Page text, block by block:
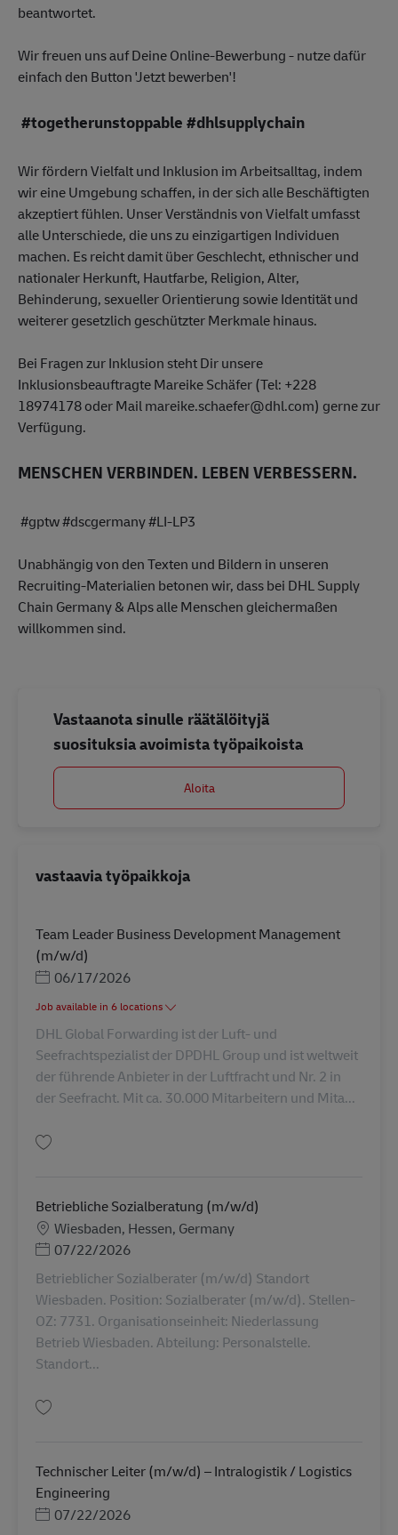
beantwortet.
Wir freuen uns auf Deine Online-Bewerbung - nutze dafür
einfach den Button 'Jetzt bewerben'!
#togetherunstoppable #dhlsupplychain
Wir fördern Vielfalt und Inklusion im Arbeitsalltag, indem
wir eine Umgebung schaffen, in der sich alle Beschäftigten
akzeptiert fühlen. Unser Verständnis von Vielfalt umfasst
alle Unterschiede, die uns zu einzigartigen Individuen
machen. Es reicht damit über Geschlecht, ethnischer und
nationaler Herkunft, Hautfarbe, Religion, Alter,
Behinderung, sexueller Orientierung sowie Identität und
weiterer gesetzlich geschützter Merkmale hinaus.
Bei Fragen zur Inklusion steht Dir unsere
Inklusionsbeauftragte Mareike Schäfer (Tel: +228
18974178 oder Mail mareike.schaefer@dhl.com) gerne zur
Verfügung.
MENSCHEN VERBINDEN. LEBEN VERBESSERN.
#gptw #dscgermany #LI-LP3
Unabhängig von den Texten und Bildern in unseren
Recruiting-Materialien betonen wir, dass bei DHL Supply
Chain Germany & Alps alle Menschen gleichermaßen
willkommen sind.
Vastaanota sinulle räätälöityjä
suosituksia avoimista työpaikoista
Aloita
vastaavia työpaikkoja
Team Leader Business Development Management
(m/w/d)
Posted Date
06/17/2026
Job available in 6 locations
DHL Global Forwarding ist der Luft- und
Seefrachtspezialist der DPDHL Group und ist weltweit
der führende Anbieter in der Luftfracht und Nr. 2 in
der Seefracht. Mit ca. 30.000 Mitarbeitern und Mita...
Betriebliche Sozialberatung (m/w/d)
Sijainti
Wiesbaden, Hessen, Germany
Posted Date
07/22/2026
Betrieblicher Sozialberater (m/w/d) Standort
Wiesbaden. Position: Sozialberater (m/w/d). Stellen-
OZ: 7731. Organisationseinheit: Niederlassung
Betrieb Wiesbaden. Abteilung: Personalstelle.
Standort...
Technischer Leiter (m/w/d) – Intralogistik / Logistics
Engineering
Posted Date
07/22/2026